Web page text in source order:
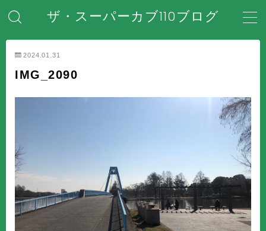
ザ・スーパーカブ110ブログ
MENU
ホーム
安全対策・事故防止
メンテナンス・整備・DIY
装備・アクセサリー
2024.01.31
IMG_2090